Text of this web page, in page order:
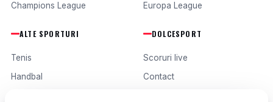
Champions League
Europa League
ALTE SPORTURI
Tenis
Handbal
DOLCESPORT
Scoruri live
Contact